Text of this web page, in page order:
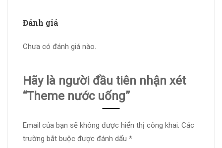
Đánh giá
Chưa có đánh giá nào.
Hãy là người đầu tiên nhận xét
“Theme nước uống”
Email của bạn sẽ không được hiển thị công khai. Các
trường bắt buộc được đánh dấu *